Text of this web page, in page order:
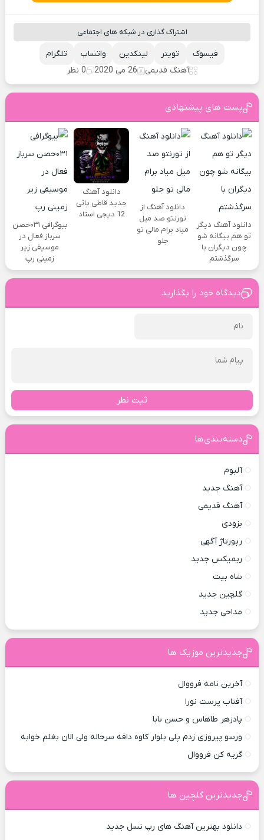
اشتراک گذاری در شبکه های اجتماعی
تلگرام واتساپ لینکدین تویتر
فیسوک
آهنگ قدیمی
26 می 2020 0 نظر
پست های پیشنهادی
دانلود آهنگ دیگر
تو هم بیگانه شو
چون دیگران با
سرگذشتم
دانلود آهنگ از
تورنتو صد میل
میاد برام مالی تو
جلو
دانلود آهنگ
جدید قاطی پاتی
12 دیجی استاد
بیوگرافی ۰۳۱حصن
سرباز فعال در
موسیقی زیر
زمینی رپ
دیدگاه خود را بگذارید
ثبت نظر
دسته‌بندی‌ها
آلبوم
آهنگ جدید
آهنگ قدیمی
بزودی
رپورتاژ آگهی
ریمیکس جدید
شاه بیت
گلچین جدید
مداحی جدید
جدیدترین موزیک ها
آخرین نامه فرووال
آفتاب پرست نورا
پادزهر طاهاس و حسن بابا
ورسو پیروزی زدم پلی بلوار کاوه دافه سرحاله ولی الان بغلم خوابه ‌
گریه کن فرووال
جدیدترین گلچین ها
دانلود بهترین آهنگ های رپ نسل جدید